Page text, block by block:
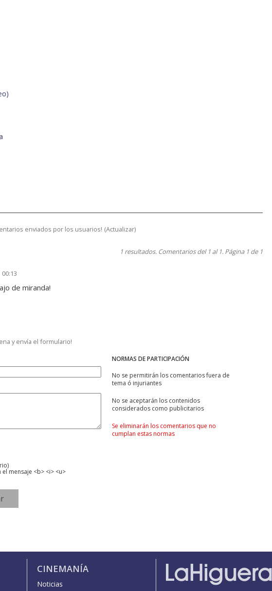
enviados por los usuarios! (Actualizar)
1 resultados. Comentarios del 1 al 1. Página 1 de 1
de miranda!
y envía el formulario!
NORMAS DE PARTICIPACIÓN
No se permitirán los comentarios fuera de
tema ó injuriantes
No se aceptarán los contenidos
considerados como publicitarios
Se eliminarán los comentarios que no
cumplan estas normas
mensaje <b> <i> <u>
CINEMANÍA
Noticias